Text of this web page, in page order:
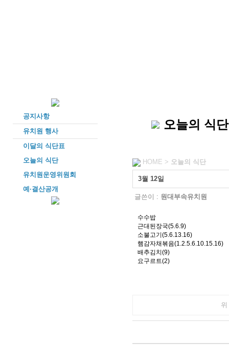
공지사항
유치원 행사
이달의 식단표
오늘의 식단
유치원운영위원회
예·결산공개
오늘의 식단
HOME > 오늘의 식단
3월 12일
글쓴이 : 원대부속유치원
수수밥
근대된장국(5.6.9)
소불고기(5.6.13.16)
햄감자채볶음(1.2.5.6.10.15.16)
배추김치(9)
요구르트(2)